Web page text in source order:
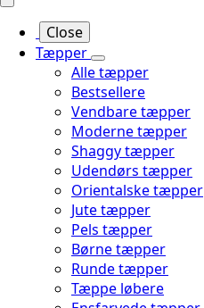
Close
Tæpper
Alle tæpper
Bestsellere
Vendbare tæpper
Moderne tæpper
Shaggy tæpper
Udendørs tæpper
Orientalske tæpper
Jute tæpper
Pels tæpper
Børne tæpper
Runde tæpper
Tæppe løbere